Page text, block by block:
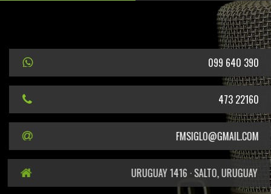
099 640 390
473 22160
FMSIGLO@GMAIL.COM
URUGUAY 1416 · SALTO, URUGUAY